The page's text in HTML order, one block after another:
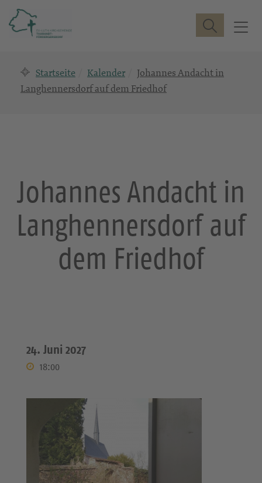
T
a
Suche
Startseite Kalender
Johannes Andacht in
Langhennersdorf auf dem Friedhof
Johannes Andacht in
Langhennersdorf auf
dem Friedhof
24. Juni 2027
18:00